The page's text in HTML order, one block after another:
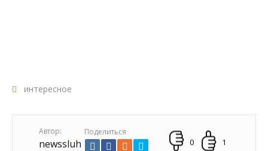
интересное
Автор:
newssluh
Поделиться
0 1